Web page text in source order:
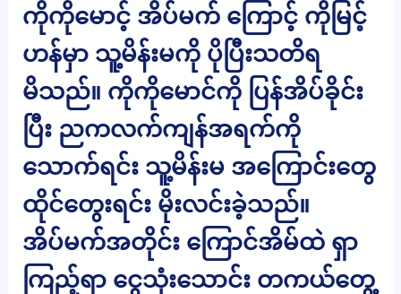
ကိုကိုမောင့် အိပ်မက် ကြောင့် ကိုမြင့်
ဟန်မှာ သူ့မိန်းမကို ပိုပြီးသတိရ
မိသည်။ ကိုကိုမောင်ကို ပြန်အိပ်ခိုင်း
ပြီး ညကလက်ကျန်အရက်ကို
သောက်ရင်း သူ့မိန်းမ အကြောင်းတွေ
ထိုင်တွေးရင်း မိုးလင်းခဲ့သည်။
အိပ်မက်အတိုင်း ကြောင်အိမ်ထဲ ရှာ
ကြည့်ရာ ငွေသုံးသောင်း တကယ်တွေ့